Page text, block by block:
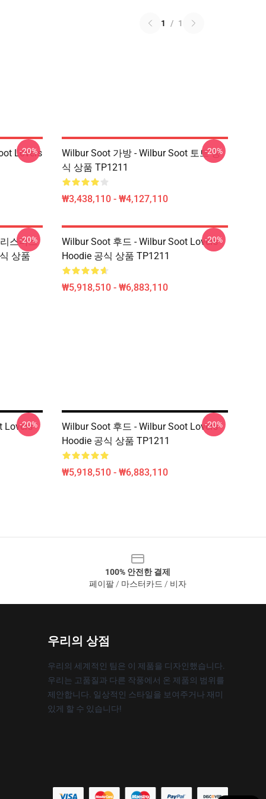
1 / 1
Lovers
-20%
Wilbur Soot 가방 - Wilbur Soot 토트 공
식 상품 TP1211
₩3,438,110 - ₩4,127,110
-20%
스마스
상품
-20%
Wilbur Soot 후드 - Wilbur Soot Lovers
Hoodie 공식 상품 TP1211
₩5,918,510 - ₩6,883,110
-20%
Lovers
-20%
Wilbur Soot 후드 - Wilbur Soot Lovers
Hoodie 공식 상품 TP1211
₩5,918,510 - ₩6,883,110
-20%
100% 안전한 결제
페이팔 / 마스터카드 / 비자
우리의 상점
우리의 세계적인 팀은 이 제품을 디자인했습니다.
우리는 고품질과 다른 작풍에서 온 제품의 범위를
제안합니다. 일상적인 스타일을 보여주거나 재미
있게 할 수 있습니다!